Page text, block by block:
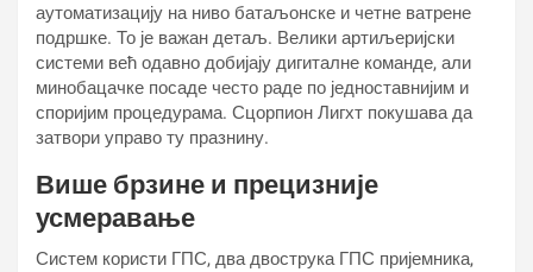
аутоматизацију на ниво батаљонске и четне ватрене
подршке. То је важан детаљ. Велики артиљеријски
системи већ одавно добијају дигиталне команде, али
минобацачке посаде често раде по једноставнијим и
споријим процедурама. Сцорпион Лигхт покушава да
затвори управо ту празнину.
Више брзине и прецизније
усмеравање
Систем користи ГПС, два двострука ГПС пријемника,